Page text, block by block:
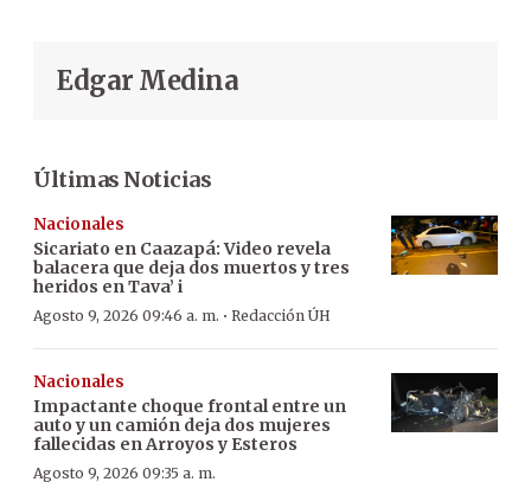
Edgar Medina
Últimas Noticias
Nacionales
Sicariato en Caazapá: Video revela
balacera que deja dos muertos y tres
heridos en Tava’ i
Agosto 9, 2026 09:46 a. m. · Redacción ÚH
Nacionales
Impactante choque frontal entre un
auto y un camión deja dos mujeres
fallecidas en Arroyos y Esteros
Agosto 9, 2026 09:35 a. m.